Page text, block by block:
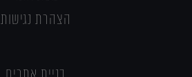
הצהרת נגישות